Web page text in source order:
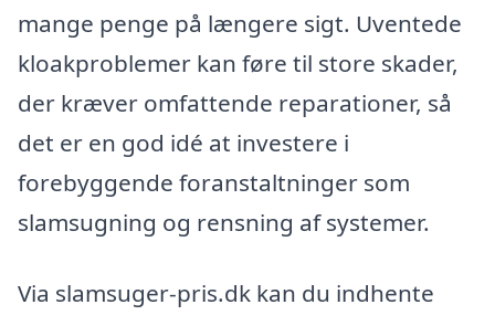
mange penge på længere sigt. Uventede
kloakproblemer kan føre til store skader,
der kræver omfattende reparationer, så
det er en god idé at investere i
forebyggende foranstaltninger som
slamsugning og rensning af systemer.
Via slamsuger-pris.dk kan du indhente